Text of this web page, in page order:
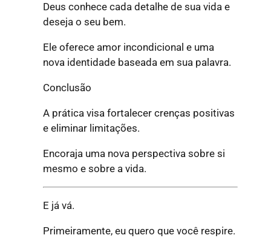
Deus conhece cada detalhe de sua vida e
deseja o seu bem.
Ele oferece amor incondicional e uma
nova identidade baseada em sua palavra.
Conclusão
A prática visa fortalecer crenças positivas
e eliminar limitações.
Encoraja uma nova perspectiva sobre si
mesmo e sobre a vida.
E já vá.
Primeiramente, eu quero que você respire.